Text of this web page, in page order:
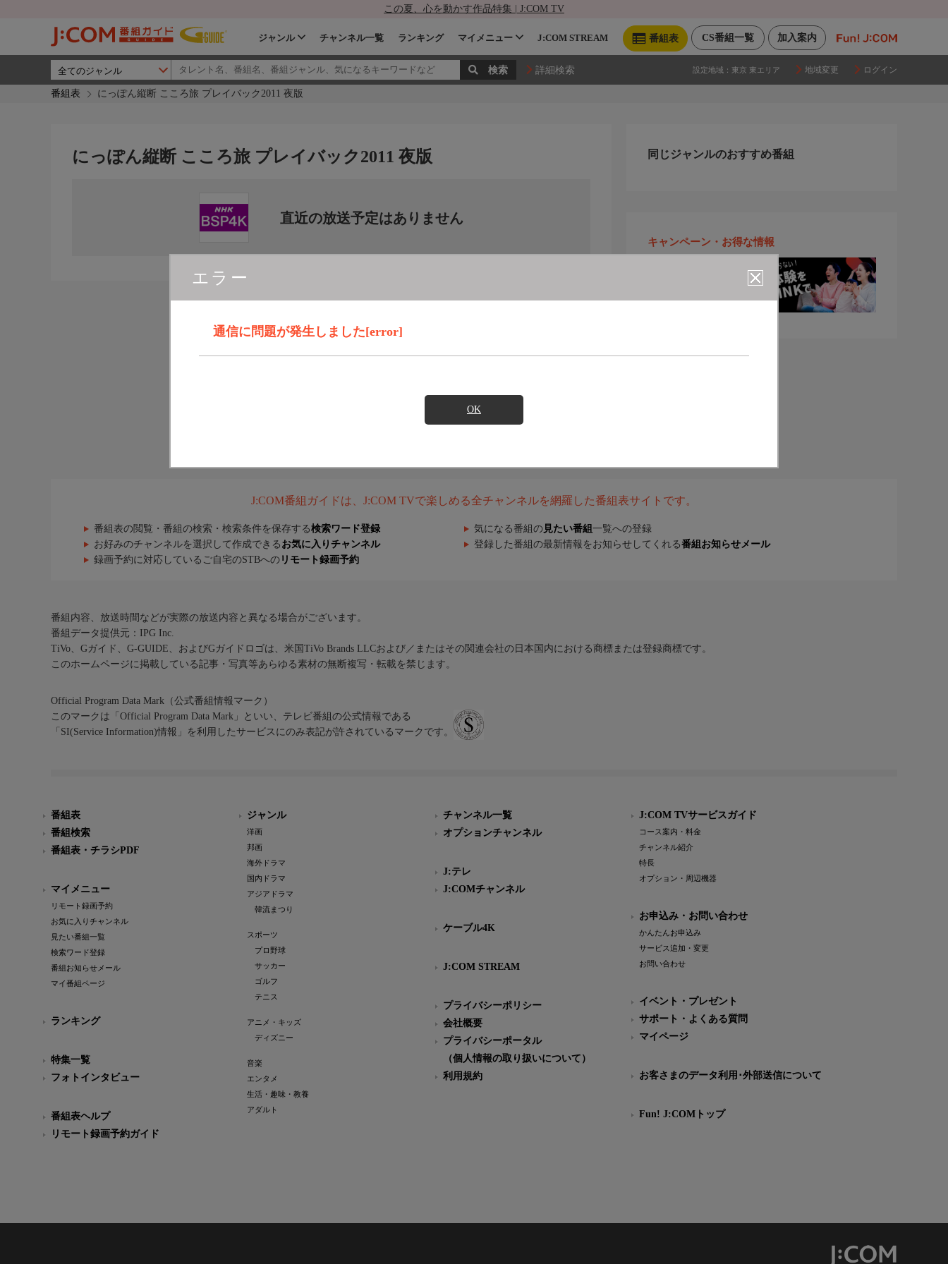
この夏、心を動かす作品特集 | J:COM TV
加入案内
CS番組一覧
番組表
ジャンル チャンネル一覧 ランキング マイメニュー J:COM STREAM
詳細検索 設定地域： 東京 東エリア 地域変更 ログイン
番組表 にっぽん縦断 こころ旅 プレイバック2011 夜版
エラー
通信に問題が発生しました[error]
OK
にっぽん縦断 こころ旅 プレイバック2011 夜版
直近の放送予定はありません
同じジャンルのおすすめ番組
キャンペーン・お得な情報
J:COM番組ガイドは、J:COM TVで楽しめる全チャンネルを網羅した番組表サイトです。
番組表の閲覧・番組の検索・検索条件を保存する検索ワード登録 気になる番組の 見たい番組 一覧への登録
お好みのチャンネルを選択して作成できる お気に入りチャンネル 登録した番組の最新情報をお知らせしてくれる番組お知らせメール
録画予約に対応しているご自宅のSTBへの リモート録画予約
番組内容、放送時間などが実際の放送内容と異なる場合がございます。
番組データ提供元：IPG Inc.
TiVo、Gガイド、G-GUIDE、およびGガイドロゴは、米国TiVo Brands LLCおよび／またはその関連会社の日本国内における商標または登録商標です。
このホームページに掲載している記事・写真等あらゆる素材の無断複写・転載を禁じます。
Official Program Data Mark（公式番組情報マーク）
このマークは「Official Program Data Mark」といい、テレビ番組の公式情報である
「SI(Service Information)情報」を利用したサービスにのみ表記が許されているマークです。
番組表
番組検索
番組表・チラシPDF
マイメニュー
リモート録画予約
お気に入りチャンネル
見たい番組一覧
検索ワード登録
番組お知らせメール
マイ番組ページ
ランキング
特集一覧
フォトインタビュー
番組表ヘルプ
リモート録画予約ガイド
ジャンル
洋画
邦画
海外ドラマ
国内ドラマ
アジアドラマ
韓流まつり
スポーツ
プロ野球
サッカー
ゴルフ
テニス
アニメ・キッズ
ディズニー
音楽
エンタメ
生活・趣味・教養
アダルト
チャンネル一覧
オプションチャンネル
J:テレ
J:COMチャンネル
ケーブル4K
J:COM STREAM
プライバシーポリシー
会社概要
プライバシーポータル
（個人情報の取り扱いについて）
利用規約
J:COM TVサービスガイド
コース案内・料金
チャンネル紹介
特長
オプション・周辺機器
お申込み・お問い合わせ
かんたんお申込み
サービス追加・変更
お問い合わせ
イベント・プレゼント
サポート・よくある質問
マイページ
お客さまのデータ利用･外部送信について
Fun! J:COMトップ